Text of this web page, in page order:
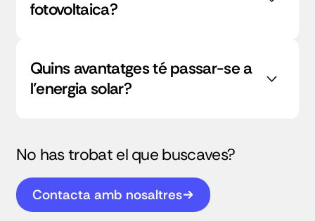
fotovoltaica?
Quins avantatges té passar-se a
l’energia solar?
No has trobat el que buscaves?
Contacta amb nosaltres